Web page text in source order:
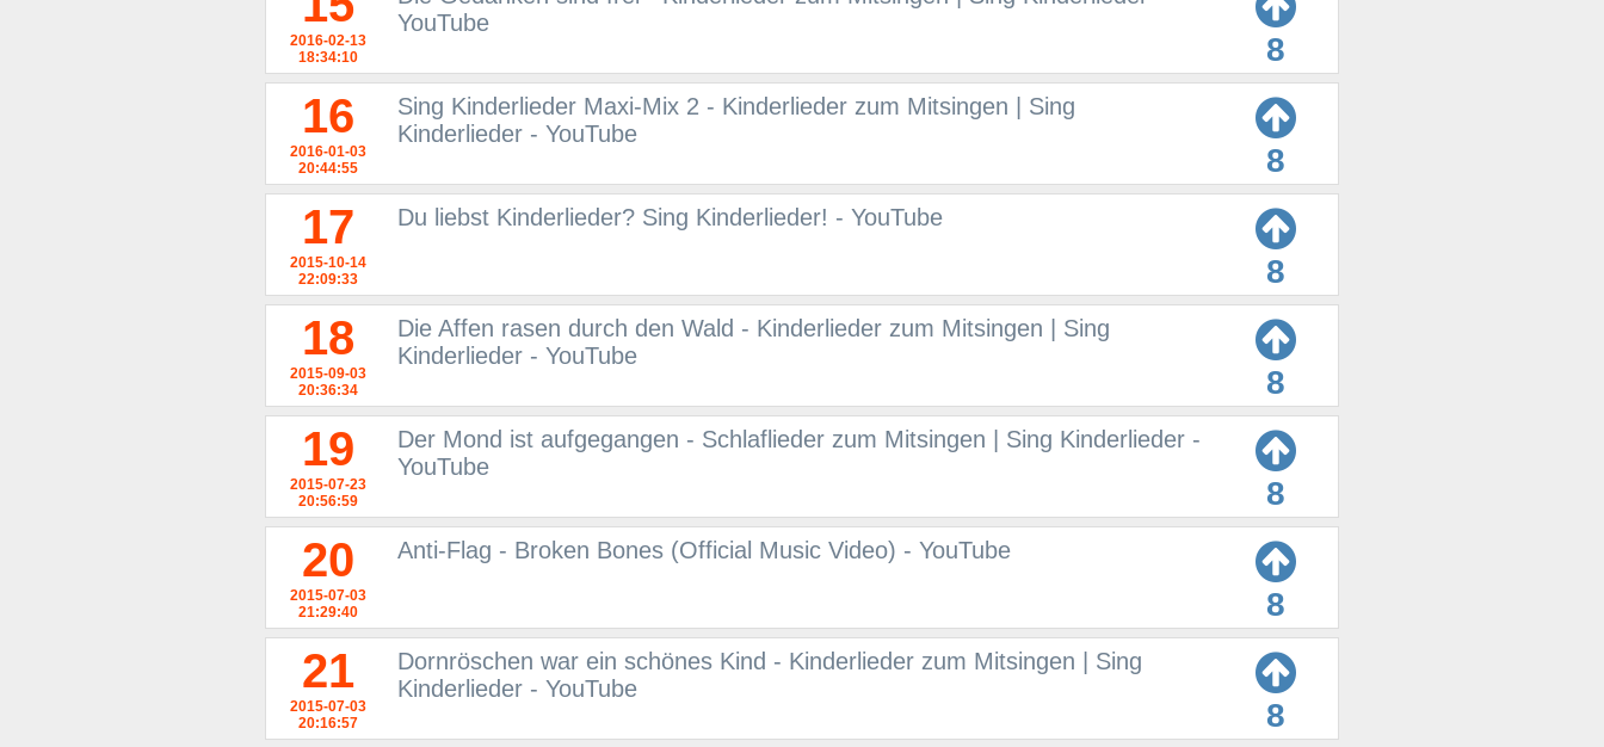
2016-02-13
18:34:10
YouTube
8
16
2016-01-03
20:44:55
Sing Kinderlieder Maxi-Mix 2 - Kinderlieder zum Mitsingen | Sing
Kinderlieder - YouTube
8
17
2015-10-14
22:09:33
Du liebst Kinderlieder? Sing Kinderlieder! - YouTube
8
18
2015-09-03
20:36:34
Die Affen rasen durch den Wald - Kinderlieder zum Mitsingen | Sing
Kinderlieder - YouTube
8
19
2015-07-23
20:56:59
Der Mond ist aufgegangen - Schlaflieder zum Mitsingen | Sing Kinderlieder -
YouTube
8
20
2015-07-03
21:29:40
Anti-Flag - Broken Bones (Official Music Video) - YouTube
8
21
2015-07-03
20:16:57
Dornröschen war ein schönes Kind - Kinderlieder zum Mitsingen | Sing
Kinderlieder - YouTube
8